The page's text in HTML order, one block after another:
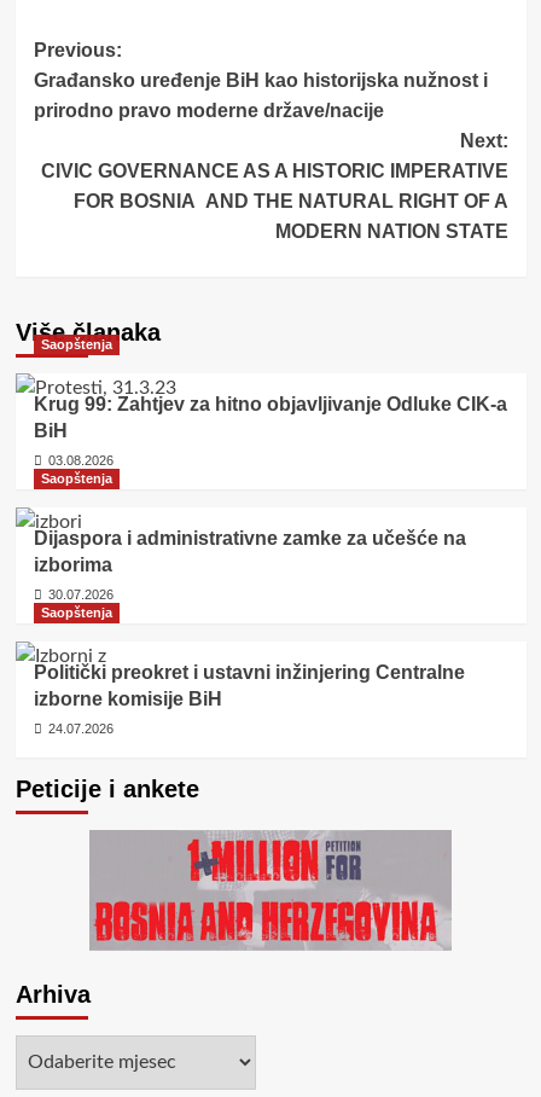
Post
navigation
Previous:
Građansko uređenje BiH kao historijska nužnost i
prirodno pravo moderne države/nacije
Next:
CIVIC GOVERNANCE AS A HISTORIC IMPERATIVE
FOR BOSNIA AND THE NATURAL RIGHT OF A
MODERN NATION STATE
Više članaka
Saopštenja
Krug 99: Zahtjev za hitno objavljivanje Odluke CIK-a
BiH
03.08.2026
Saopštenja
Dijaspora i administrativne zamke za učešće na
izborima
30.07.2026
Saopštenja
Politički preokret i ustavni inžinjering Centralne
izborne komisije BiH
24.07.2026
Peticije i ankete
Arhiva